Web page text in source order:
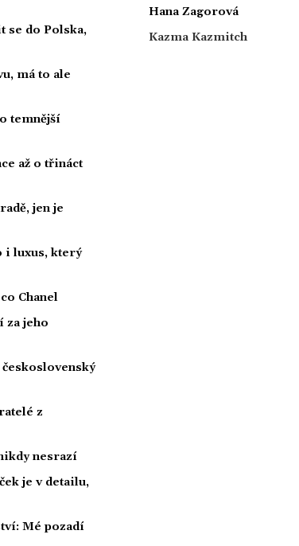
se do Polska,
má to ale
temnější
až o třináct
jen je
i luxus, který
Chanel
za jeho
z
nesrazí
je v detailu,
Mé pozadí
Hana Zagorová
Kazma Kazmitch